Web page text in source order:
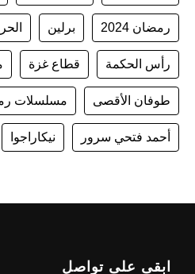
رمضان 2024 برلين
رأس الحكمة قطاع غزة
طوفان الأقصى مسلسلات
أحمد فتحي سرور نيكاراجوا
ابقى على تواصل